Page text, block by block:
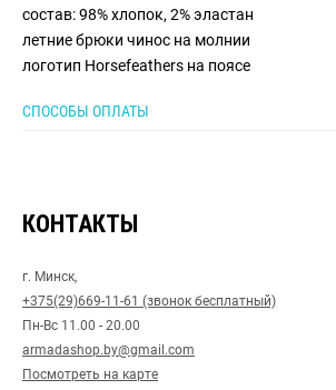
состав: 98% хлопок, 2% эластан
летние брюки чинос на молнии
логотип Horsefeathers на поясе
СПОСОБЫ ОПЛАТЫ
КОНТАКТЫ
г. Минск,
+375(29)669-11-61 (звонок бесплатный)
Пн-Вс 11.00 - 20.00
armadashop.by@gmail.com
Посмотреть на карте